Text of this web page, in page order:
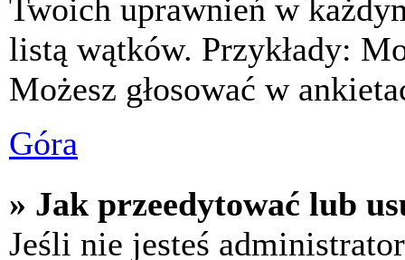
Twoich uprawnień w
listą wątków. Przykłady:
Możesz głosować w
Góra
» Jak przeedytować lub
Jeśli nie jesteś